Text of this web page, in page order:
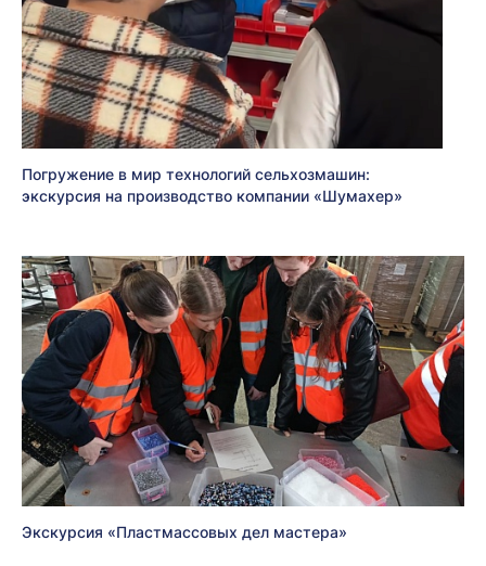
Погружение в мир технологий сельхозмашин:
экскурсия на производство компании «Шумахер»
Экскурсия «Пластмассовых дел мастера»